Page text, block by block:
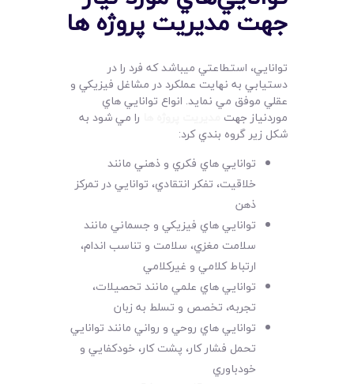
جهت مديريت پروژه ها
توانايي، استطاعتي ميباشد که فرد را در
دستيابي به نهايت عملکرد در مشاغل فيزيکي و
عقلي موفق مي نمايد. انواع توانايي هاي
موردنياز جهت
را مي شود به
شکل زير گروه بندي کرد:
توانايي هاي فکري و ذهني مانند
خلاقيت، تفکر انتقادي، توانايي در تمرکز
ذهن
توانايي هاي فيزيکي و جسماني مانند
سلامت مغزي، سلامت و تناسب اندام،
ارتباط کلامي و غيرکلامي
توانايي هاي علمي مانند تحصيلات،
تجربه، تخصص و تسلط به زبان
توانايي هاي روحي و رواني مانند توانايي
تحمل فشار کار، پشت کار، خودکفايي و
خودباوري